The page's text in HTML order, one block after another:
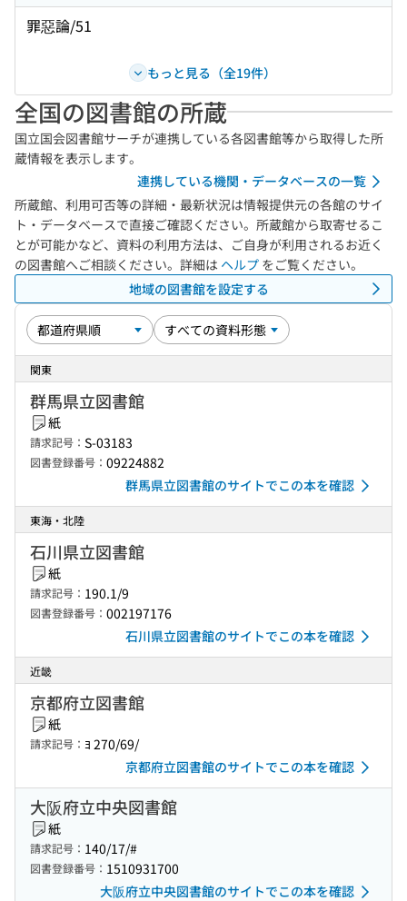
罪惡論/51
もっと見る（全19件）
全国の図書館の所蔵
国立国会図書館サーチが連携している各図書館等から取得した所
蔵情報を表示します。
連携している機関・データベースの一覧
所蔵館、利用可否等の詳細・最新状況は情報提供元の各館のサイ
ト・データベースで直接ご確認ください。所蔵館から取寄せるこ
とが可能かなど、資料の利用方法は、ご自身が利用されるお近く
の図書館へご相談ください。詳細は ヘルプ をご覧ください。
地域の図書館を設定する
関東
群馬県立図書館
紙
請求記号： S-03183
図書登録番号： 09224882
群馬県立図書館のサイトでこの本を確認
東海・北陸
石川県立図書館
紙
請求記号： 190.1/9
図書登録番号： 002197176
石川県立図書館のサイトでこの本を確認
近畿
京都府立図書館
紙
請求記号： ﾖ 270/69/
京都府立図書館のサイトでこの本を確認
大阪府立中央図書館
紙
請求記号： 140/17/#
図書登録番号： 1510931700
大阪府立中央図書館のサイトでこの本を確認